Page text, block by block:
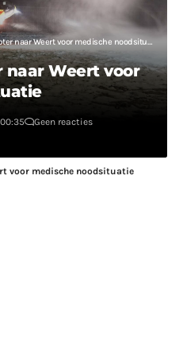
naar Weert voor medische noodsituatie
Weert voor
Geen reacties
voor medische noodsituatie